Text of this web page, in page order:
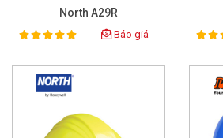
North A29R
Rating:
100% Báo giá 100%